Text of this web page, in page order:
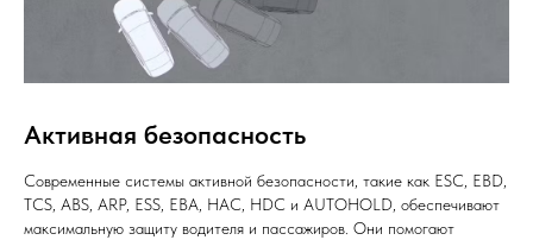
Активная безопасность
Современные системы активной безопасности, такие как ESC, EBD,
TCS, ABS, ARP, ESS, EBA, HAC, HDC и AUTOHOLD, обеспечивают
максимальную защиту водителя и пассажиров. Они помогают